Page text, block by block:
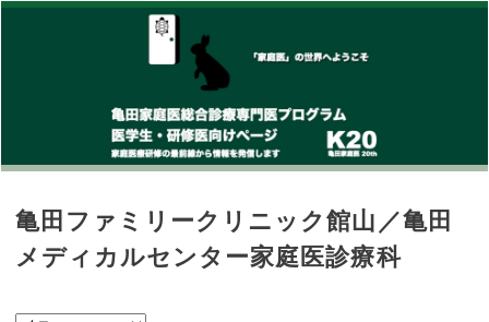
亀田ファミリークリニック館山／亀田
メディカルセンター家庭医診療科